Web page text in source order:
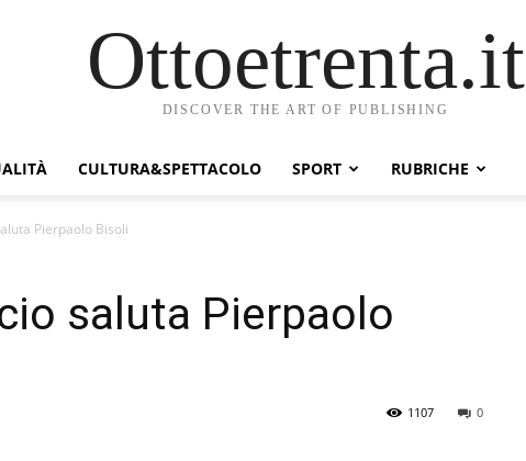
Ottoetrenta.it
DISCOVER THE ART OF PUBLISHING
CULTURA&SPETTACOLO SPORT RUBRICHE
Pierpaolo Bisoli
saluta Pierpaolo
0
1107